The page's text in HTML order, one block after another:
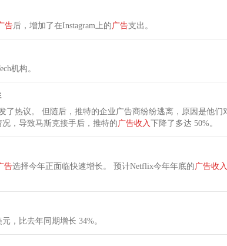
告后，增加了在Instagram上的广告支出。
机构。
斯克接管推特后迅
，导致马斯克接手后，推特的广告收入下降了多达 50%。
告 选择今年正面临快速增长。 预计Netflix今年年底的广告收入
，比去年同期增长 34%。